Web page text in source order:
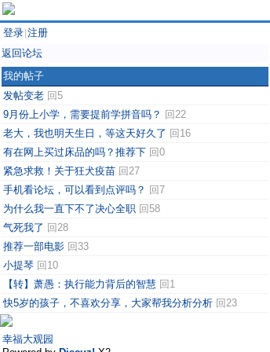
登录 注册
返回论坛
我的帖子
发帖变老 回5
9月份上小学，需要提前学拼音吗？ 回22
老大，我也明天生日，等这天好久了 回16
有在网上买过床品的吗？推荐下 回0
紧急求救！关于狂犬疫苗 回27
手机看论坛，可以看到点评吗？ 回7
为什么我一直下不了决心全职 回58
气死我了 回28
推荐一部电影 回33
小提琴 回10
【转】萧愚：执行能力背后的智慧 回1
快5岁的孩子，不喜欢分享，大家帮我分析分析 回23
幸福大观园